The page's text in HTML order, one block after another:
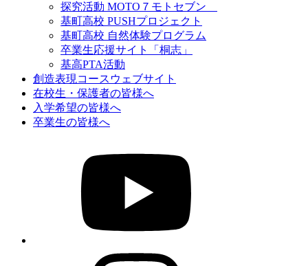
探究活動 MOTO７モトセブン
基町高校 PUSHプロジェクト
基町高校 自然体験プログラム
卒業生応援サイト「桐志」
基高PTA活動
創造表現コースウェブサイト
在校生・保護者の皆様へ
入学希望の皆様へ
卒業生の皆様へ